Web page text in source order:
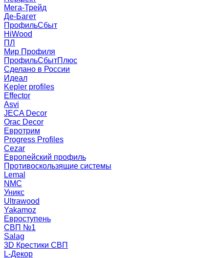
Мега-Трейд
Де-Багет
ПрофильСбыт
HiWood
ПЛ
Мир Профиля
ПрофильСбытПлюс
Сделано в России
Идеал
Kepler profiles
Effector
Asvi
JECA Decor
Orac Decor
Евротрим
Progress Profiles
Cezar
Европейский профиль
Противоскользящие системы
Lemal
NMC
Уникс
Ultrawood
Yakamoz
Евроступень
СВП №1
Salag
3D Крестики СВП
L-Декор